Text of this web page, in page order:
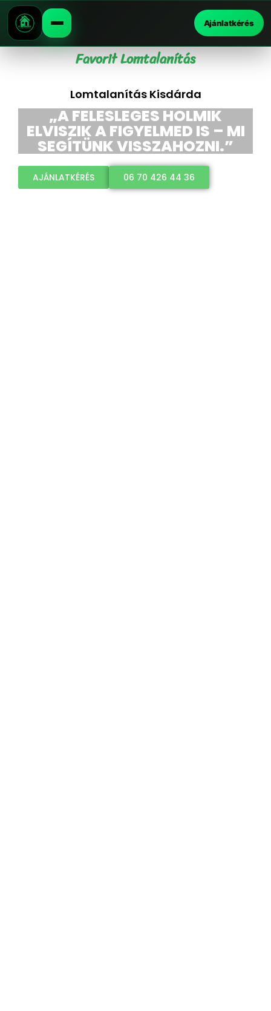
Ajánlatkérés
Favorit Lomtalanítás
Lomtalanítás Kisdárda
„A FELESLEGES HOLMIK
ELVISZIK A FIGYELMED IS – MI
SEGÍTÜNK VISSZAHOZNI.”
AJÁNLATKÉRÉS 06 70 426 44 36